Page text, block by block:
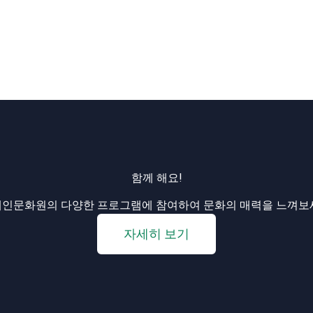
함께 해요!
문화원의 다양한 프로그램에 참여하여 문화의 매력을 느껴보
자세히 보기